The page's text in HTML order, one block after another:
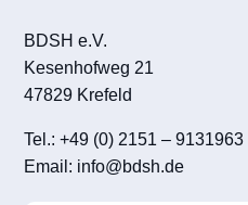
BDSH e.V.
Kesenhofweg 21
47829 Krefeld
Tel.: +49 (0) 2151 – 9131963
Email: info@bdsh.de